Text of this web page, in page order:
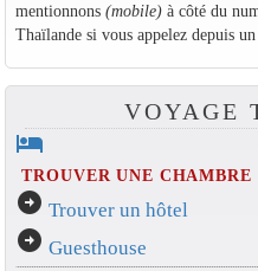
mentionnons (mobile)à côté du
Thaïlande si vous appelez depuis
VOYAGE
hotel
TROUVER UNE CHAMBRE
arrow_circle_right Trouver un hôtel
arrow_circle_right Guesthouse